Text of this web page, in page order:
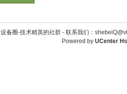
设备圈-技术精英的社群 - 联系我们：
Powered by UCenter